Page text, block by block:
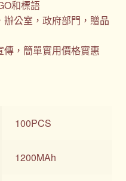
和標語
公室，政府部門，贈品
，簡單實用價格實惠
100PCS
1200MAh